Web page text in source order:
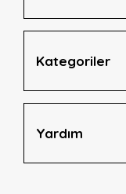
Kategoriler
Yardım